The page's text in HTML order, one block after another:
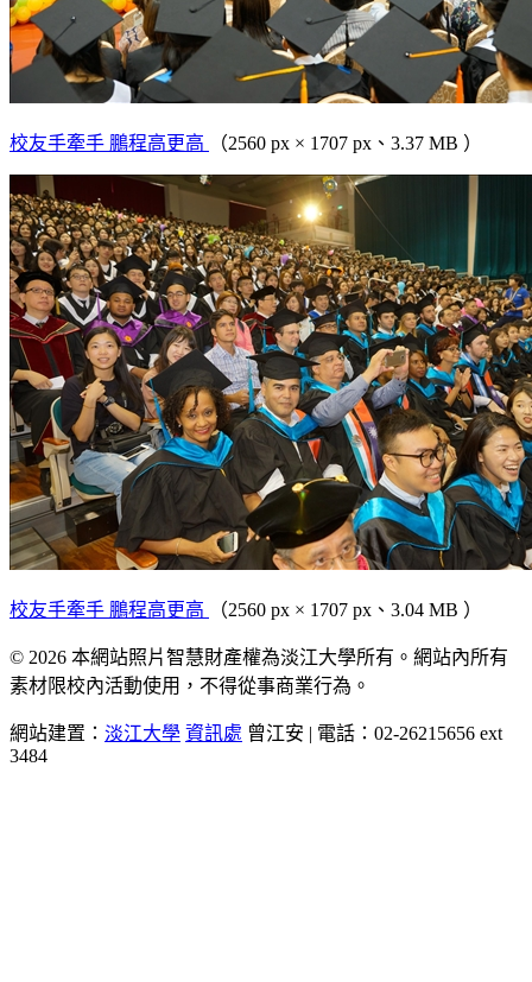
校友手牽手 鵬程高更高 （2560 px × 1707 px、3.37 MB ）
校友手牽手 鵬程高更高 （2560 px × 1707 px、3.04 MB ）
© 2026 本網站照片智慧財產權為淡江大學所有。網站內所有
素材限校內活動使用，不得從事商業行為。
網站建置： 淡江大學 資訊處 曾江安 | 電話：02-26215656 ext
3484